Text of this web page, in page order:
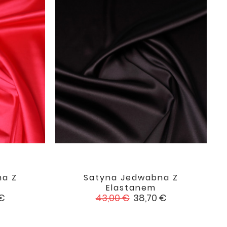
Z
Satyna Jedwabna Z
Elastanem
Cena
43,00 € Cena
38,70 €
